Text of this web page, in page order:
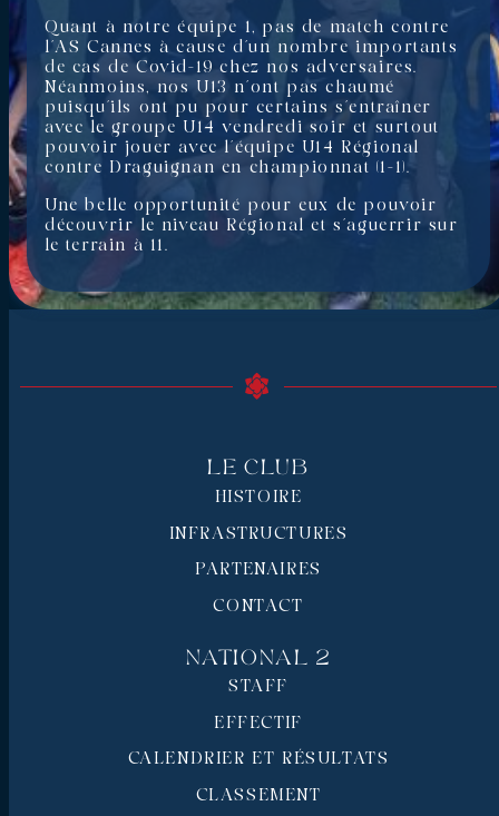
Quant à notre équipe 1, pas de match contre
l’AS Cannes à cause d’un nombre importants
de cas de Covid-19 chez nos adversaires.
Néanmoins, nos U13 n’ont pas chaumé
puisqu’ils ont pu pour certains s’entraîner
avec le groupe U14 vendredi soir et surtout
pouvoir jouer avec l’équipe U14 Régional
contre Draguignan en championnat (1-1).
Une belle opportunité pour eux de pouvoir
découvrir le niveau Régional et s’aguerrir sur
le terrain à 11.
Le Club
HISTOIRE
INFRASTRUCTURES
PARTENAIRES
CONTACT
National 2
STAFF
EFFECTIF
CALENDRIER ET RÉSULTATS
CLASSEMENT